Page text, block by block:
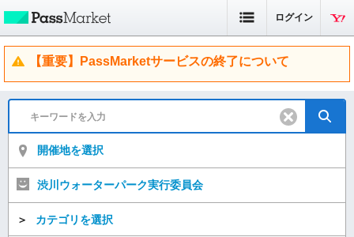
ログイン
【重要】PassMarketサービスの終了について
開催地を選択
渋川ウォーターパーク実行委員会
＞ カテゴリを選択